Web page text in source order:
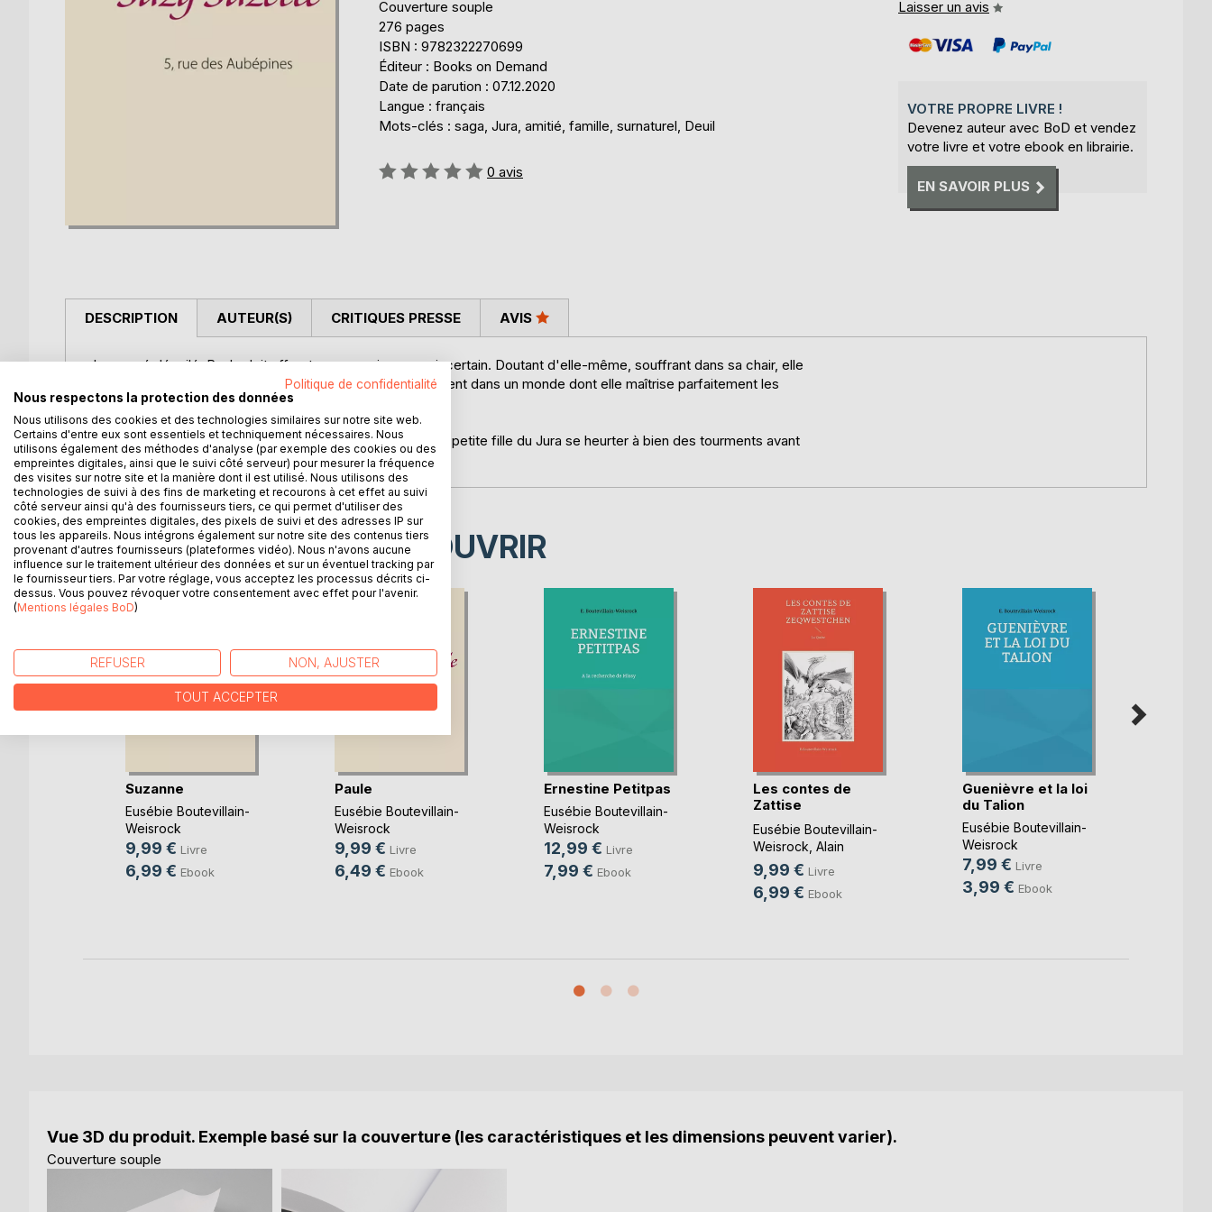
Couverture souple
276 pages
ISBN : 9782322270699
Éditeur : Books on Demand
Date de parution : 07.12.2020
Langue : français
Mots-clés : saga, Jura, amitié, famille, surnaturel, Deuil
Évaluation:
0 avis
Laisser un avis
VOTRE PROPRE LIVRE !
Devenez auteur avec BoD et vendez
votre livre et votre ebook en librairie.
EN SAVOIR PLUS
DESCRIPTION
Le passé dévoilé, Paule doit affronter un avenir encore incertain. Doutant d'elle-même, souffrant dans sa chair, elle
se reconstruit dans les bras d'Abe et s'affirme discrètement dans un monde dont elle maîtrise parfaitement les
ressorts.
Troisième et dernier volet de la saga, Suzy Suzette voit la petite fille du Jura se heurter à bien des tourments avant
de connaître l'apaisement.
AUTEUR(S) CRITIQUES PRESSE AVIS
D’AUTRES TITRES À DÉCOUVRIR
Suzanne
Eusébie Boutevillain-
Weisrock
9,99 € Livre
6,99 € Ebook
Paule
Eusébie Boutevillain-
Weisrock
9,99 € Livre
6,49 € Ebook
Ernestine Petitpas
Eusébie Boutevillain-
Weisrock
12,99 € Livre
7,99 € Ebook
Les contes de
Zattise
Zeqwestchen
Eusébie Boutevillain-
Weisrock Alain
Catherin, ...
9,99 € Livre
6,99 € Ebook
Guenièvre et la loi
du Talion
Eusébie Boutevillain-
Weisrock
7,99 € Livre
3,99 € Ebook
Vue 3D du produit. Exemple basé sur la couverture (les caractéristiques et les dimensions peuvent varier).
Couverture souple
Politique de confidentialité
Nous respectons la protection des données
Nous utilisons des cookies et des technologies similaires sur notre site web.
Certains d'entre eux sont essentiels et techniquement nécessaires. Nous
utilisons également des méthodes d'analyse (par exemple des cookies ou des
empreintes digitales, ainsi que le suivi côté serveur) pour mesurer la fréquence
des visites sur notre site et la manière dont il est utilisé. Nous utilisons des
technologies de suivi à des fins de marketing et recourons à cet effet au suivi
côté serveur ainsi qu'à des fournisseurs tiers, ce qui permet d'utiliser des
cookies, des empreintes digitales, des pixels de suivi et des adresses IP sur
tous les appareils. Nous intégrons également sur notre site des contenus tiers
provenant d'autres fournisseurs (plateformes vidéo). Nous n'avons aucune
influence sur le traitement ultérieur des données et sur un éventuel tracking par
le fournisseur tiers. Par votre réglage, vous acceptez les processus décrits ci-
dessus. Vous pouvez révoquer votre consentement avec effet pour l'avenir.
(Mentions légales BoD)
REFUSER NON, AJUSTER
TOUT ACCEPTER